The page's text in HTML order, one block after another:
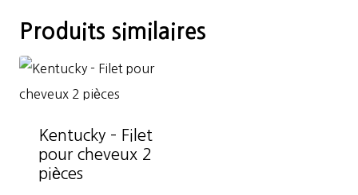
Produits similaires
Kentucky – Filet
pour cheveux 2
pièces